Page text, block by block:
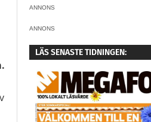
ANNONS
ANNONS
LÄS SENASTE TIDNINGEN: